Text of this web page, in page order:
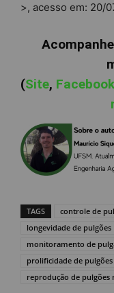
>, acesso em: 20/
(Site, Facebook
TAGS controle de
longevidade de pulgões
monitoramento de
prolificidade de pulgões
reprodução de pulgões